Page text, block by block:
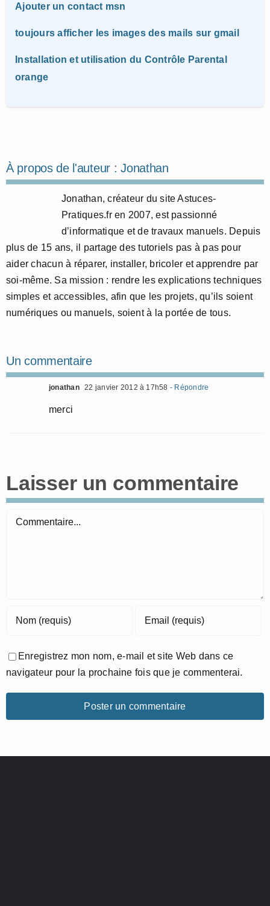
Ajouter un contact msn
toujours afficher les images des mails sur gmail
Installation et utilisation du Contrôle Parental
orange
À propos de l'auteur :Jonathan
Jonathan, créateur du site Astuces-
Pratiques.fr en 2007, est passionné
d’informatique et de travaux manuels. Depuis
plus de 15 ans, il partage des tutoriels pas à pas pour
aider chacun à réparer, installer, bricoler et apprendre par
soi-même. Sa mission : rendre les explications techniques
simples et accessibles, afin que les projets, qu’ils soient
numériques ou manuels, soient à la portée de tous.
Un commentaire
jonathan 22 janvier 2012 à 17h58 - Répondre
merci
Laisser un commentaire
Commentaire
Enregistrez mon nom, e-mail et site Web dans ce
navigateur pour la prochaine fois que je commenterai.